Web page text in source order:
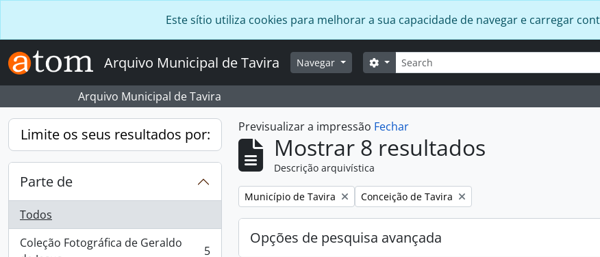
Este sítio utiliza cookies para melhorar a sua capacidade de navegar e carregar
Arquivo Municipal de Tavira Navegar Pesquisar
Opções de busca
Arquivo Municipal de Tavira
Limite os seus resultados por:
Parte de
Todos
Coleção Fotográfica de Geraldo
5
Previsualizar a impressão Fechar
Mostrar 8 resultados
Descrição arquivística
Remover filtro:
Município de Tavira Remover filtro:
Conceição de Tavira
Opções de pesquisa avançada